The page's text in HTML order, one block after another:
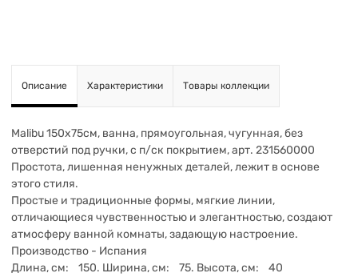
Описание Характеристики Товары коллекции
Malibu 150х75см, ванна, прямоугольная, чугунная, без
отверстий под ручки, с п/ск покрытием, арт. 231560000
Простота, лишенная ненужных деталей, лежит в основе
этого стиля.
Простые и традиционные формы, мягкие линии,
отличающиеся чувственностью и элегантностью, создают
атмосферу ванной комнаты, задающую настроение.
Производство - Испания
Длина, см: 150. Ширина, см: 75. Высота, см: 40